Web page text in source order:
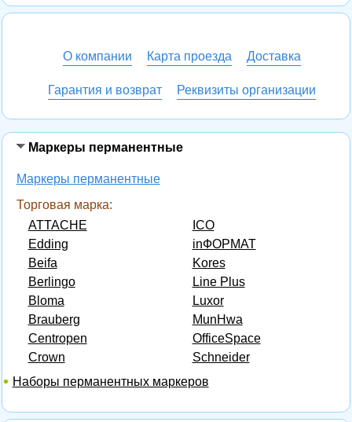
Маркеры перманентные
Маркеры перманентные
Торговая марка:
ATTACHE
Edding
Beifa
Berlingo
Bloma
Brauberg
Centropen
Crown
ICO
inФОРМАТ
Kores
Line Plus
Luxor
MunHwa
OfficeSpace
Schneider
Наборы перманентных маркеров
О компании Карта проезда Доставка
Гарантия и возврат Реквизиты организации